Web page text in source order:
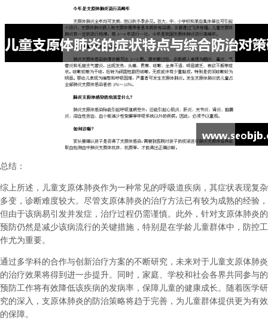
总结：
综上所述，儿童支原体肺炎作为一种常见的呼吸道疾病，其症状表现复杂
多变，诊断难度较大。尽管支原体肺炎的治疗方法已有较为成熟的经验，
但由于该病易引发并发症，治疗过程仍需谨慎。此外，针对支原体肺炎的
预防仍然是减少该病流行的关键措施，特别是在学龄儿童群体中，防控工
作尤为重要。
通过多学科的合作与创新治疗方案的不断研究，未来对于儿童支原体肺炎
的治疗效果将得到进一步提升。同时，家庭、学校和社会各界共同参与的
预防工作将有效降低该疾病的发病率，保障儿童的健康成长。随着医学研
究的深入，支原体肺炎的防治策略将趋于完善，为儿童群体提供更为有效
的保障。